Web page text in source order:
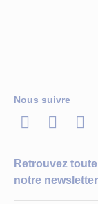
Nous suivre
LinkedIn
Twitter
Retrouvez
notre